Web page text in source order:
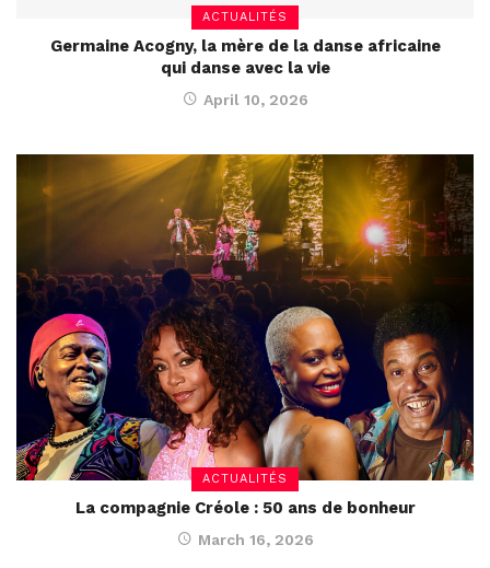
ACTUALITÉS
Germaine Acogny, la mère de la danse africaine
qui danse avec la vie
April 10, 2026
ACTUALITÉS
La compagnie Créole : 50 ans de bonheur
March 16, 2026